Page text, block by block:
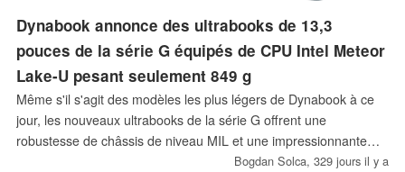
Dynabook annonce des ultrabooks de 13,3
pouces de la série G équipés de CPU Intel Meteor
Lake-U pesant seulement 849 g
Même s'il s'agit des modèles les plus légers de Dynabook à ce
jour, les nouveaux ultrabooks de la série G offrent une
robustesse de châssis de niveau MIL et une impressionnante
sélection de ports qui inclut 2 x Thunderbolt 4 et un lecteur de
Bogdan Solca, 329 jours il y a